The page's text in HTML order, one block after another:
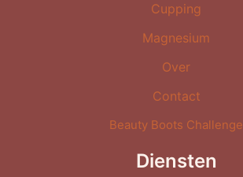
Cupping
Magnesium
Over
Contact
Beauty Boots Challenge
Diensten